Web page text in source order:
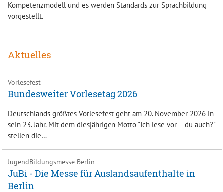
Kompetenzmodell und es werden Standards zur Sprachbildung
vorgestellt.
Aktuelles
Vorlesefest
Bundesweiter Vorlesetag 2026
Deutschlands größtes Vorlesefest geht am 20. November 2026 in
sein 23. Jahr. Mit dem diesjährigen Motto "Ich lese vor – du auch?"
stellen die…
Jugend­­­­­Bildungsmess­e Berlin
JuBi - Die Messe für Auslandsaufenthalte in
Berlin